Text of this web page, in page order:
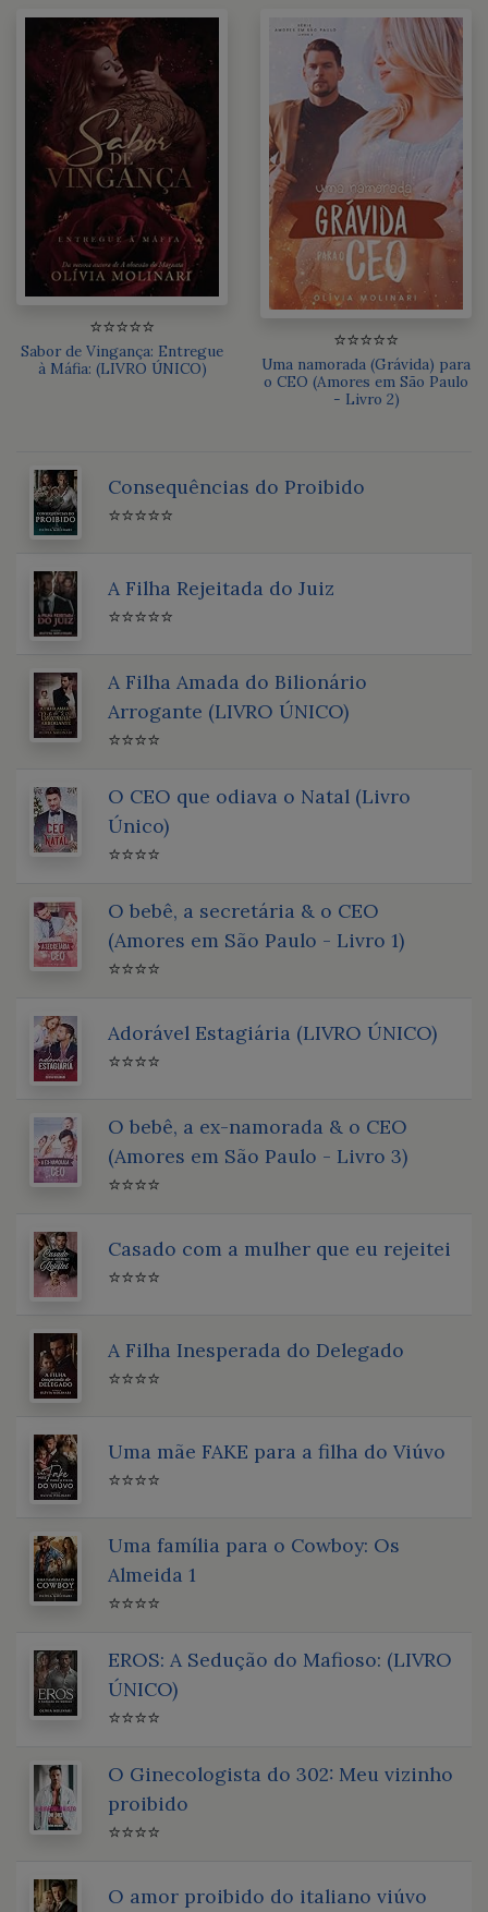
⭐⭐⭐⭐⭐
Sabor de Vingança: Entregue
à Máfia: (LIVRO ÚNICO)
⭐⭐⭐⭐⭐
Uma namorada (Grávida) para
o CEO (Amores em São Paulo
- Livro 2)
Consequências do Proibido
⭐⭐⭐⭐⭐
A Filha Rejeitada do Juiz
⭐⭐⭐⭐⭐
A Filha Amada do Bilionário
Arrogante (LIVRO ÚNICO)
⭐⭐⭐⭐
O CEO que odiava o Natal (Livro
Único)
⭐⭐⭐⭐
O bebê, a secretária & o CEO
(Amores em São Paulo - Livro 1)
⭐⭐⭐⭐
Adorável Estagiária (LIVRO ÚNICO)
⭐⭐⭐⭐
O bebê, a ex-namorada & o CEO
(Amores em São Paulo - Livro 3)
⭐⭐⭐⭐
Casado com a mulher que eu rejeitei
⭐⭐⭐⭐
A Filha Inesperada do Delegado
⭐⭐⭐⭐
Uma mãe FAKE para a filha do Viúvo
⭐⭐⭐⭐
Uma família para o Cowboy: Os
Almeida 1
⭐⭐⭐⭐
EROS: A Sedução do Mafioso: (LIVRO
ÚNICO)
⭐⭐⭐⭐
O Ginecologista do 302: Meu vizinho
proibido
⭐⭐⭐⭐
O amor proibido do italiano viúvo